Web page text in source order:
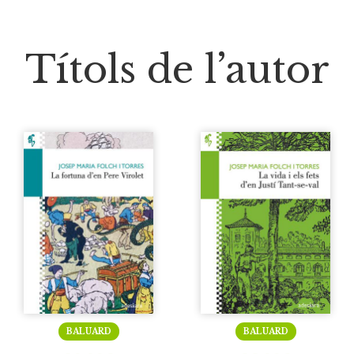
Títols de l’autor
BALUARD BALUARD